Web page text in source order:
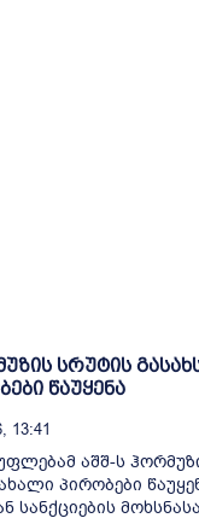
სრუტის
წაუყენა
13:41
აშშ-ს
პირობები
სანქციების